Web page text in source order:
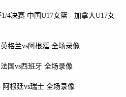
4决赛 中国U17女篮 - 加拿大U17女
格兰vs阿根廷 全场录像
国vs西班牙 全场录像
阿根廷vs瑞士 全场录像